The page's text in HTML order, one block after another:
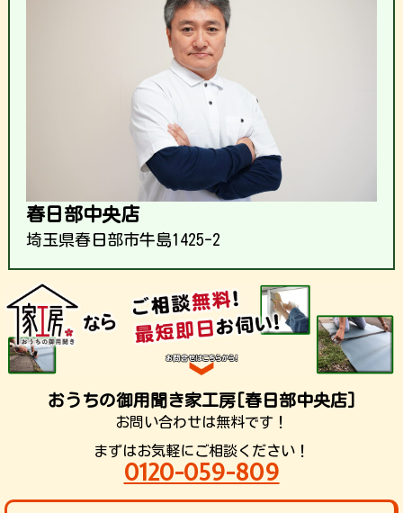
春日部中央店
埼玉県春日部市牛島1425-2
おうちの御用聞き家工房[春日部中央店]
お問い合わせは無料です！
まずはお気軽にご相談ください！
0120-059-809